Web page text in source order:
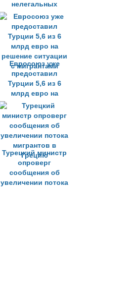
нелегальных
мигрантов
Евросоюз уже
предоставил
Турции 5,6 из 6
млрд евро на
решение ситуации
с мигрантами
Турецкий министр
опроверг
сообщения об
увеличении потока